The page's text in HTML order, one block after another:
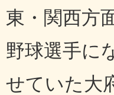
東・関西方
野球選手に
せていた大